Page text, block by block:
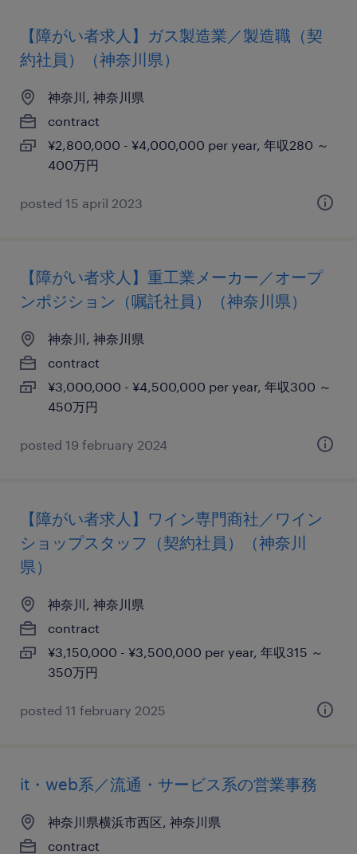
【障がい者求人】ガス製造業／製造職（契
約社員）（神奈川県）
神奈川, 神奈川県
contract
¥2,800,000 - ¥4,000,000 per year, 年収280 ～
400万円
posted 15 april 2023
【障がい者求人】重工業メーカー／オープ
ンポジション（嘱託社員）（神奈川県）
神奈川, 神奈川県
contract
¥3,000,000 - ¥4,500,000 per year, 年収300 ～
450万円
posted 19 february 2024
【障がい者求人】ワイン専門商社／ワイン
ショップスタッフ（契約社員）（神奈川
県）
神奈川, 神奈川県
contract
¥3,150,000 - ¥3,500,000 per year, 年収315 ～
350万円
posted 11 february 2025
it・web系／流通・サービス系の営業事務
神奈川県横浜市西区, 神奈川県
contract